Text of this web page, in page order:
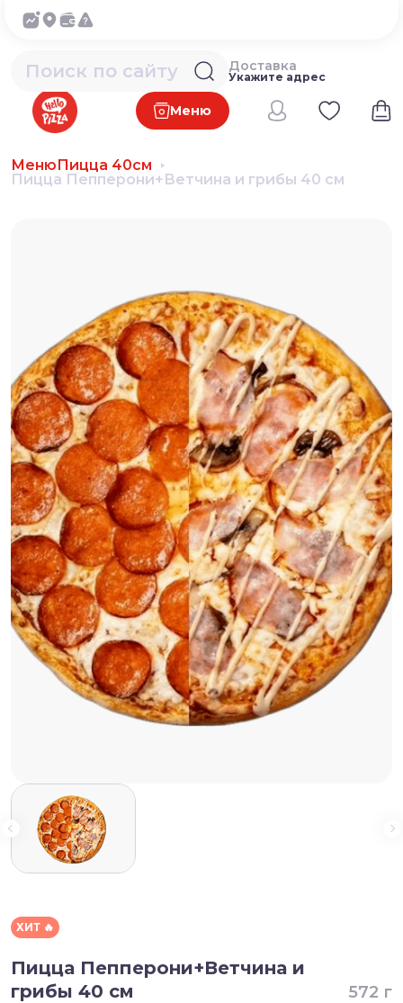
Меню
Доставка
Укажите адрес
МенюПицца 40см
Пицца Пепперони+Ветчина и грибы 40 см
ХИТ 🔥
Пицца Пепперони+Ветчина и
грибы 40 см
572 г